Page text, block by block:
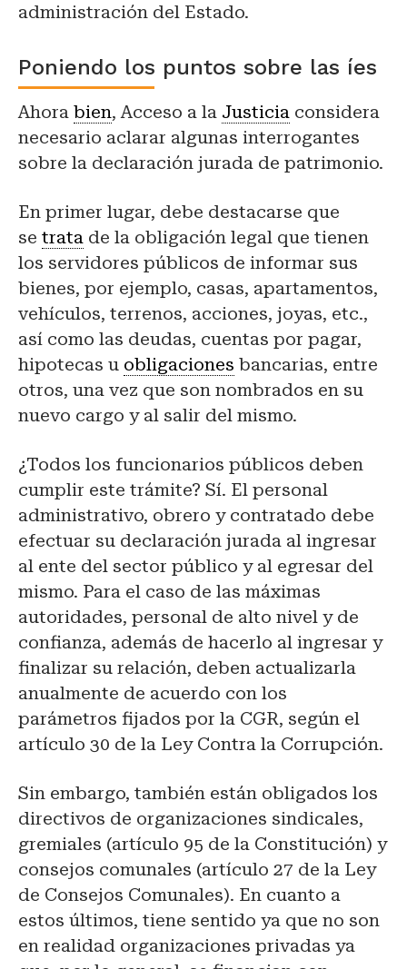
administración del Estado.
Poniendo los puntos sobre las íes
Ahora bien, Acceso a la Justicia considera
necesario aclarar algunas interrogantes
sobre la declaración jurada de patrimonio.
En primer lugar, debe destacarse que
se trata de la obligación legal que tienen
los servidores públicos de informar sus
bienes, por ejemplo, casas, apartamentos,
vehículos, terrenos, acciones, joyas, etc.,
así como las deudas, cuentas por pagar,
hipotecas u obligaciones bancarias, entre
otros, una vez que son nombrados en su
nuevo cargo y al salir del mismo.
¿Todos los funcionarios públicos deben
cumplir este trámite? Sí. El personal
administrativo, obrero y contratado debe
efectuar su declaración jurada al ingresar
al ente del sector público y al egresar del
mismo. Para el caso de las máximas
autoridades, personal de alto nivel y de
confianza, además de hacerlo al ingresar y
finalizar su relación, deben actualizarla
anualmente de acuerdo con los
parámetros fijados por la CGR, según el
artículo 30 de la Ley Contra la Corrupción.
Sin embargo, también están obligados los
directivos de organizaciones sindicales,
gremiales (artículo 95 de la Constitución) y
consejos comunales (artículo 27 de la Ley
de Consejos Comunales). En cuanto a
estos últimos, tiene sentido ya que no son
en realidad organizaciones privadas ya